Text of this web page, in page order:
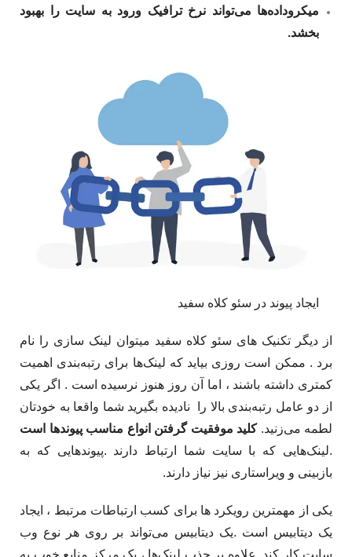
میکروداده‌ها می‌تواند نرخ ترافیک ورود به سایت را بهبود
بخشد.
ایجاد پیوند در سئو کلاه سفید
از دیگر تکنیک های سئو کلاه سفید میتوان لینک سازی را نام
برد . ممکن است روزی بیاید که لینک‌ها برای رتبه‌بندی اهمیت
کمتری داشته باشند ، اما آن روز هنوز نرسیده است . اگر یکی
از دو عامل رتبه‌بندی بالا را نادیده بگیرید شما واقعا به خودتان
لطمه می‌زنید. کلید موفقیت گرفتن انواع مناسب پیوندها است
.لینک‌هایی که با سایت شما ارتباط دارند .پیوندهایی که به
بازبینی و ویراستاری نیز نیاز دارند. ​
یکی از مهمترین رویکرد ها برای کسب ارتباطات مرتبط ، ایجاد
یک دیتابیس است .یک دیتابیس می‌تواند بر روی هر نوع وب